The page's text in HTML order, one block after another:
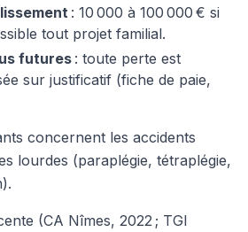
: 10 000 à 100 000 € si
tout projet familial.
futures : toute perte est
sur justificatif (fiche de paie,
concernent les accidents
lourdes (paraplégie, tétraplégie,
(CA Nîmes, 2022 ; TGI